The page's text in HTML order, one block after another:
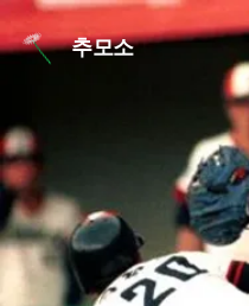
본문 바로가기
추모소